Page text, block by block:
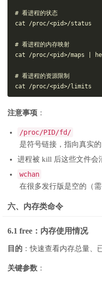
# 看进程的状态
cat /proc/<pid>/status
# 看进程的内存映射
cat /proc/<pid>/maps |
# 看进程的资源限制
注意事项 ：
/proc/PID/fd/
是符号链接，指向真实
进程被 kill 后这些文件会
wchan
在很多发行版是空的（
六、内存类命令
6.1 free：内存使用情况
目的 ：快速查看内存总量、
关键参数 ：